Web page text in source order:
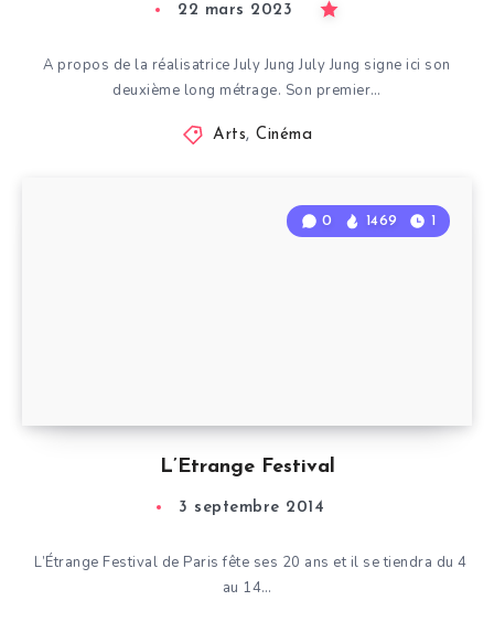
22 mars 2023
A propos de la réalisatrice July Jung July Jung signe ici son
deuxième long métrage. Son premier…
Arts,Cinéma
L’Etrange Festival
0 1469 1
3 septembre 2014
L’Étrange Festival de Paris fête ses 20 ans et il se tiendra du 4
au 14…